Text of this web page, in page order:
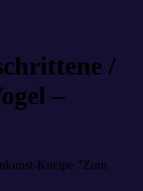
/
–
Kneipe "Zum